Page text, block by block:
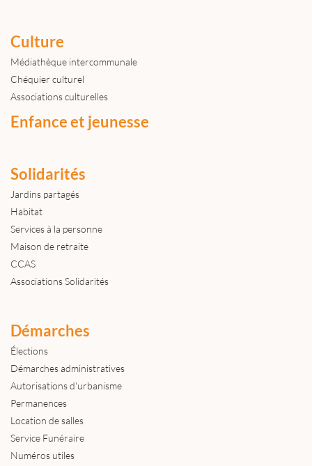
Culture
Médiathèque intercommunale
Chéquier culturel
Associations culturelles
Enfance et jeunesse
Solidarités
Jardins partagés
Habitat
Services à la personne
Maison de retraite
CCAS
Associations Solidarités
Démarches
Élections
Démarches administratives
Autorisations d'urbanisme
Permanences
Location de salles
Service Funéraire
Numéros utiles